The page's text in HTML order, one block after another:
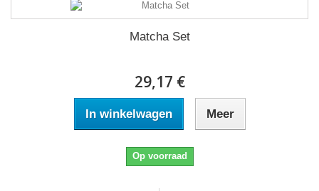
Matcha Set
29,17 €
In winkelwagen Meer
Op voorraad